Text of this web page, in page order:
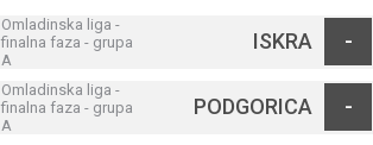
Omladinska liga -
finalna faza - grupa
A
ISKRA -
Omladinska liga -
finalna faza - grupa
A
PODGORICA -